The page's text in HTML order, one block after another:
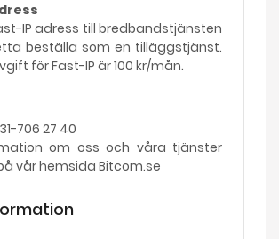
IP adress till bredbandstjänsten
beställa som en tilläggstjänst.
för Fast-IP är 100 kr/mån.
706 27 40
om oss och våra tjänster
vår hemsida Bitcom.se